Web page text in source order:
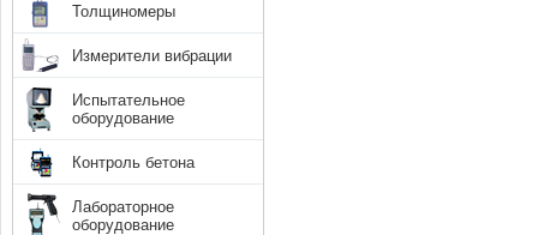
Толщиномеры
Измерители вибрации
Испытательное
оборудование
Контроль бетона
Лабораторное
оборудование